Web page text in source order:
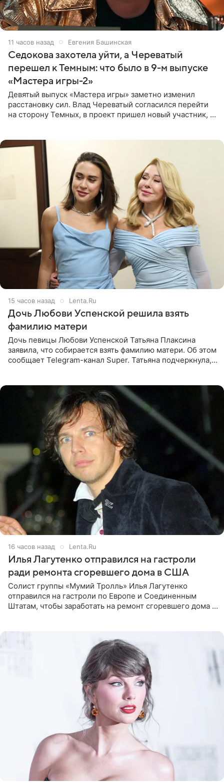
11 часов назад Евгения Башинская
Седокова захотела уйти, а Череватый
перешел к Темным: что было в 9-м выпуске
«Мастера игры-2»
Девятый выпуск «Мастера игры» заметно изменил
расстановку сил. Влад Череватый согласился перейти
на сторону Темных, в проект пришел новый участник, а
15 часов назад Lenta.Ru
Дочь Любови Успенской решила взять
фамилию матери
Дочь певицы Любови Успенской Татьяна Плаксина
заявила, что собирается взять фамилию матери. Об этом
сообщает Telegram-канал Super. Татьяна подчеркнула,
16 часов назад Lenta.Ru
Илья Лагутенко отправился на гастроли
ради ремонта сгоревшего дома в США
Солист группы «Мумий Тролль» Илья Лагутенко
отправился на гастроли по Европе и Соединенным
Штатам, чтобы заработать на ремонт сгоревшего дома в